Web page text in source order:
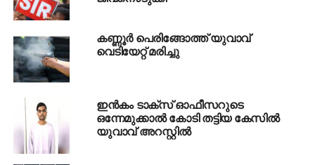
കണ്ണൂര്‍ പെരിങ്ങോത്ത് യുവാവ്
വെടിയേറ്റ് മരിച്ചു
ഇന്‍കം ടാക്സ് ഓഫീസറുടെ
ഒന്നേമുക്കാല്‍ കോടി തട്ടിയ കേസില്‍
യുവാവ് അറസ്റ്റില്‍